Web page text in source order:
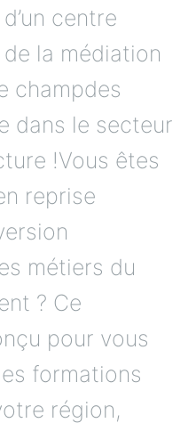
centre
la médiation
champdes
dans le secteur
!Vous êtes
reprise
métiers du
? Ce
pour vous
formations
région,